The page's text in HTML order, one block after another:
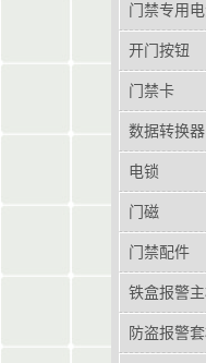
门禁专用
开门按钮
门禁卡
数据转换器
电锁
门磁
门禁配件
铁盒报警
防盗报警